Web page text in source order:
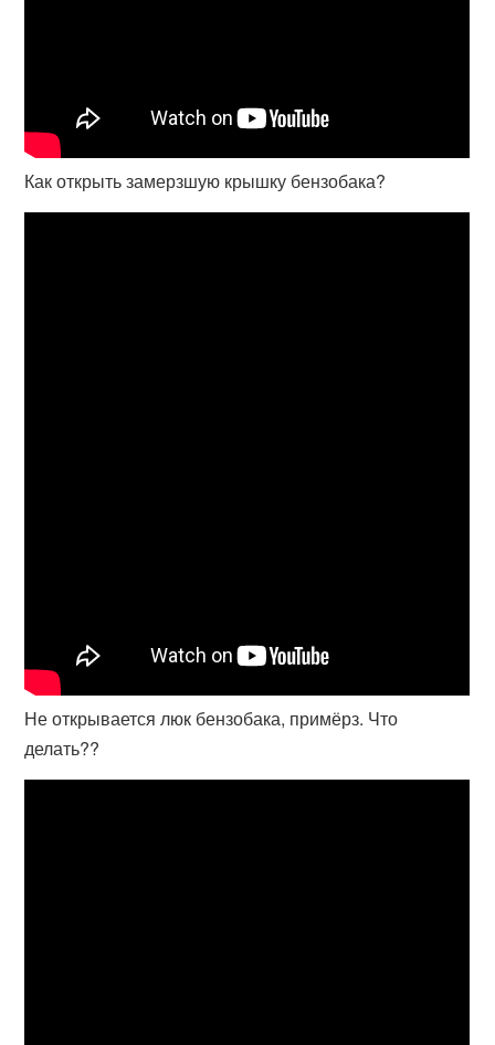
Как открыть замерзшую крышку бензобака?
Не открывается люк бензобака, примёрз. Что
делать??